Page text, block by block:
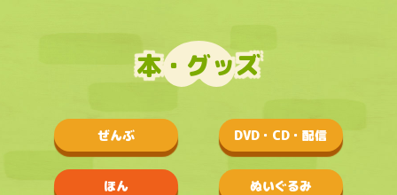
本・グッズ
ぜんぶ DVD・CD・配信
ほん ぬいぐるみ